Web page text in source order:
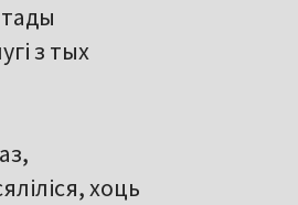
з тых
хоць